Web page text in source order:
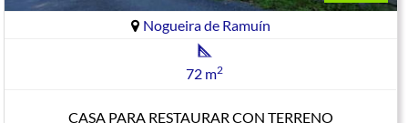
Nogueira de Ramuín
72 m2
CASA PARA RESTAURAR CON TERRENO